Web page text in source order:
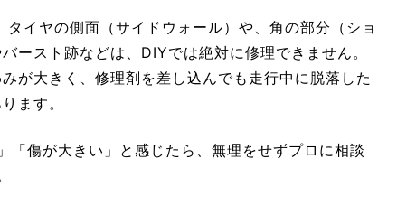
タイヤの側面（サイドウォール）や、角の部分（ショ
ースト跡などは、DIYでは絶対に修理できません。
が大きく、修理剤を差し込んでも走行中に脱落した
ます。
「傷が大きい」と感じたら、無理をせずプロに相談